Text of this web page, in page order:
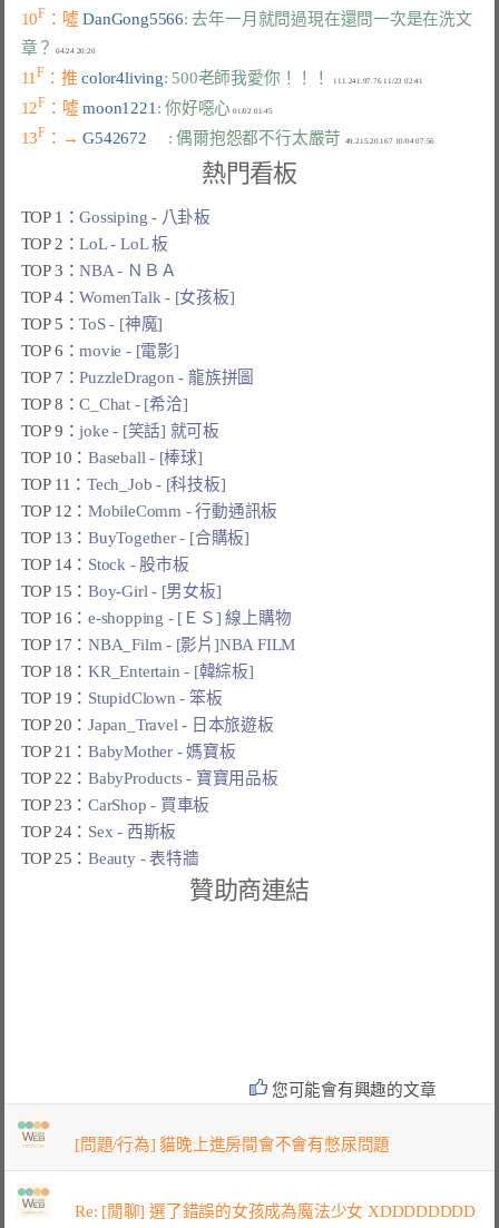
10F ：噓 DanGong5566: 去年一月就問過現在還問一次是在洗文
章？
04/24 20:20
11F ：推 color4living: 500老師我愛你！！！
12F ：噓 moon1221 : 你好噁心 01/02 01:45
13F ：→ G542672 : 偶爾抱怨都不行太嚴苛
熱門看板
TOP 1：Gossiping - 八卦板
TOP 2：LoL - LoL 板
TOP 3：NBA - ＮＢＡ
TOP 4：WomenTalk - [女孩板]
TOP 5：ToS - [神魔]
TOP 6：movie - [電影]
TOP 7：PuzzleDragon - 龍族拼圖
TOP 8：C_Chat - [希洽]
TOP 9：joke - [笑話] 就可板
TOP 10：Baseball - [棒球]
TOP 11：Tech_Job - [科技板]
TOP 12：MobileComm - 行動通訊板
TOP 13：BuyTogether - [合購板]
TOP 14： Stock - 股市板
TOP 15：Boy-Girl - [男女板]
TOP 16：e-shopping - [ＥＳ] 線上購物
TOP 17：NBA_Film - [影片]NBA FILM
TOP 18：KR_Entertain - [韓綜板]
TOP 19： StupidClown - 笨板
TOP 20：Japan_Travel - 日本旅遊板
TOP 21：BabyMother - 媽寶板
TOP 22：BabyProducts - 寶寶用品板
TOP 23：CarShop - 買車板
TOP 24： Sex - 西斯板
TOP 25：Beauty - 表特牆
贊助商連結
您可能會有興趣的文章
[問題/行為] 貓晚上進房間會不會有憋尿問題
Re: [閒聊] 選了錯誤的女孩成為魔法少女 XDDDDDDDD